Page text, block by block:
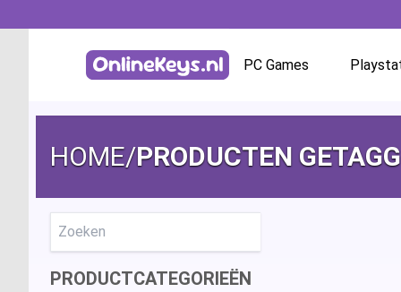
PC Games
Steam
HOME/PRODUCTEN
PRODUCTCATEGORIEËN